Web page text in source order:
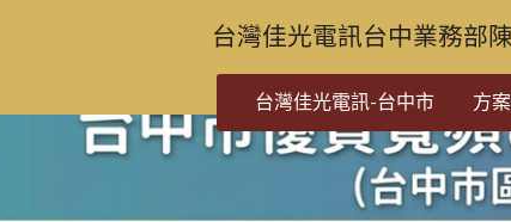
台灣佳光電訊台中業務部
台灣佳光電訊-台中市 方